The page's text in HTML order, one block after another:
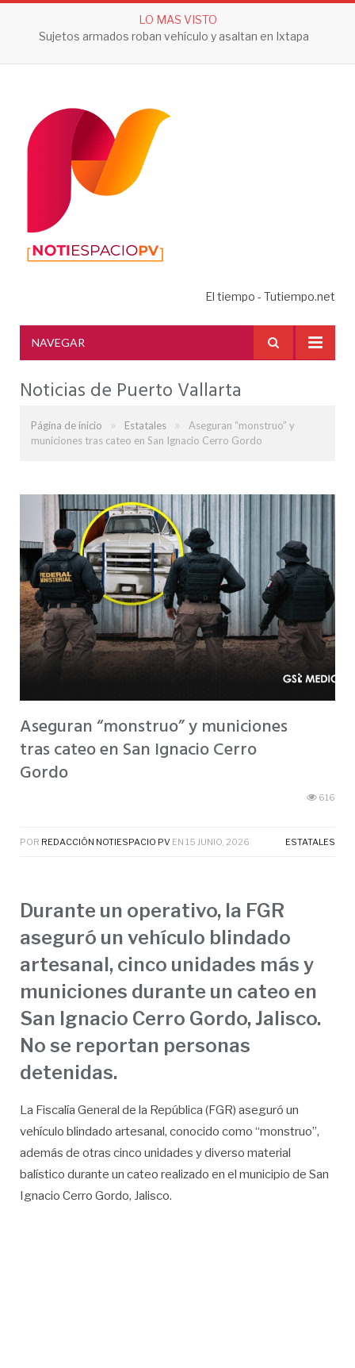
LO MAS VISTO
Sujetos armados roban vehículo y asaltan en Ixtapa
El tiempo - Tutiempo.net
NAVEGAR
Noticias de Puerto Vallarta
Página de inicio » Estatales »
Aseguran “monstruo” y
municiones tras cateo en San Ignacio Cerro Gordo
Aseguran “monstruo” y municiones
tras cateo en San Ignacio Cerro
Gordo
616
POR REDACCIÓN NOTIESPACIO PV EN 15 JUNIO, 2026 ESTATALES
Durante un operativo, la FGR
aseguró un vehículo blindado
artesanal, cinco unidades más y
municiones durante un cateo en
San Ignacio Cerro Gordo, Jalisco.
No se reportan personas
detenidas.
La Fiscalía General de la República (FGR) aseguró un
vehículo blindado artesanal, conocido como “monstruo”,
además de otras cinco unidades y diverso material
balístico durante un cateo realizado en el municipio de San
Ignacio Cerro Gordo, Jalisco.